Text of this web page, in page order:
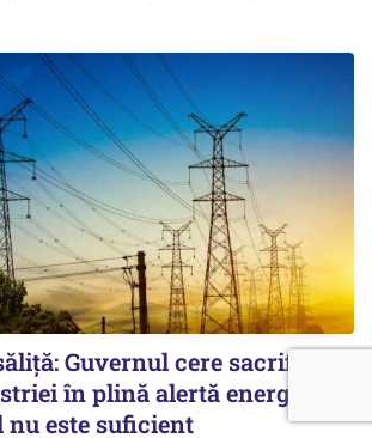
Guvernul cere sacrificii
în plină alertă energetică.
este suficient